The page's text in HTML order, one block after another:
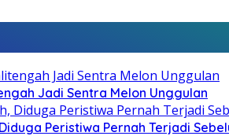
Jadi Sentra Melon Unggulan
Peristiwa Pernah Terjadi